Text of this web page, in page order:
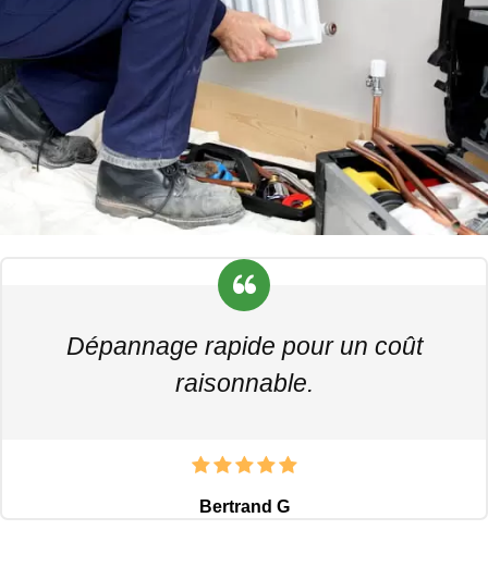
Dépannage rapide pour un coût
raisonnable.
Bertrand G